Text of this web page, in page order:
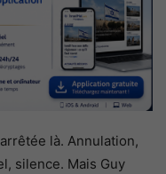
là. Annulation,
silence. Mais Guy